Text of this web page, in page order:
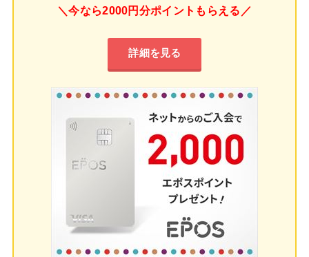
＼今なら2000円分ポイントもらえる／
詳細を見る